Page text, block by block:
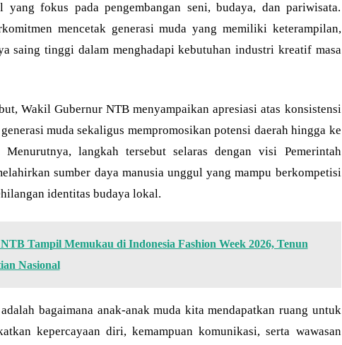
yang fokus pada pengembangan seni, budaya, dan pariwisata.
mencetak generasi muda yang memiliki keterampilan,
saing tinggi dalam menghadapi kebutuhan industri kreatif masa
Wakil Gubernur NTB menyampaikan apresiasi atas konsistensi
muda sekaligus mempromosikan potensi daerah hingga ke
langkah tersebut selaras dengan visi Pemerintah
sumber daya manusia unggul yang mampu berkompetisi
identitas budaya lokal.
Tampil Memukau di Indonesia Fashion Week 2026, Tenun
Nasional
bagaimana anak-anak muda kita mendapatkan ruang untuk
kepercayaan diri, kemampuan komunikasi, serta wawasan